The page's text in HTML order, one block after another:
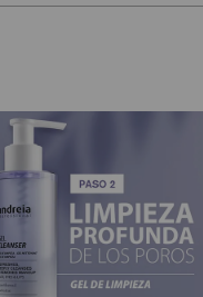
Si eres